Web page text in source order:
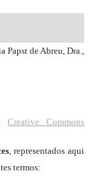
de Abreu, Dra.,
Creative Commons
, representados aqui
termos: